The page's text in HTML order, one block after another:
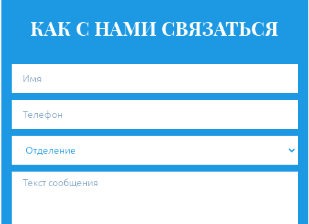
КАК С НАМИ СВЯЗАТЬСЯ